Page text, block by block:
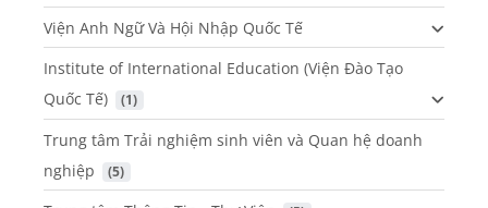
Viện Anh Ngữ Và Hội Nhập Quốc Tế
Institute of International Education (Viện Đào Tạo
Quốc Tế)
(1)
Trung tâm Trải nghiệm sinh viên và Quan hệ doanh
nghiệp
(5)